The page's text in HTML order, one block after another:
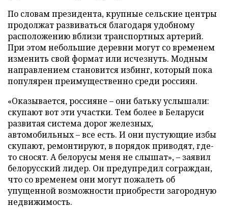
По словам президента, крупные сельские центры
продолжат развиваться благодаря удобному
расположению вблизи транспортных артерий.
При этом небольшие деревни могут со временем
изменить свой формат или исчезнуть. Модным
направлением становится избинг, который пока
популярен преимущественно среди россиян.
«Оказывается, россияне – они батьку услышали:
скупают вот эти участки. Тем более в Беларуси
развитая система дорог железных,
автомобильных – все есть. И они пустующие избы
скупают, ремонтируют, в порядок приводят, где-
то сносят. А белорусы меня не слышат», – заявил
белорусский лидер. Он предупредил сограждан,
что со временем они могут пожалеть об
упущенной возможности приобрести загородную
недвижимость.